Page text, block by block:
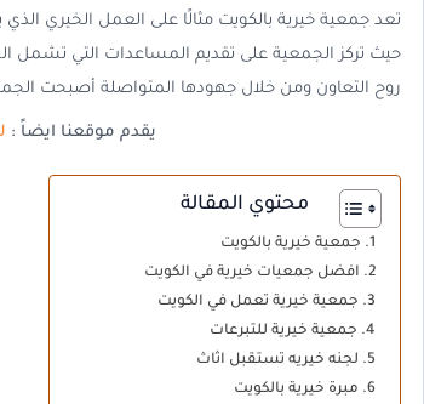
تعد جمعية خيرية بالكويت مثالًا على العمل الخيري
حيث تركز الجمعية على تقديم المساعدات التي تشمل
روح التعاون ومن خلال جهودها المتواصلة أصبحت
يقدم موقعنا ايضاً :
محتوي المقالة
جمعية خيرية بالكويت
افضل جمعيات خيرية في الكويت
جمعية خيرية تعمل في الكويت
جمعية خيرية للتبرعات
لجنه خيريه تستقبل اثاث
مبرة خيرية بالكويت